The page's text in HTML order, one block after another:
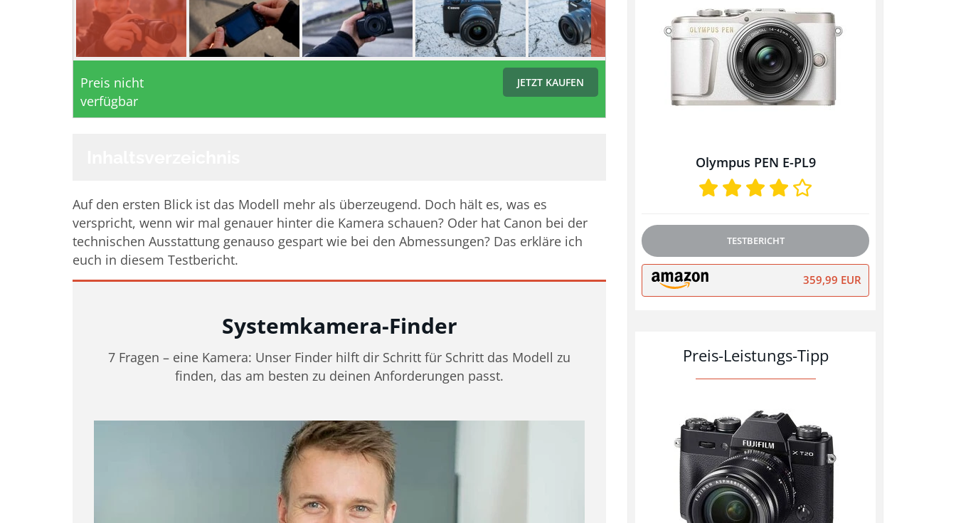
Preis nicht
verfügbar
JETZT KAUFEN
Auf den ersten Blick ist das Modell mehr als überzeugend. Doch hält es, was es
verspricht, wenn wir mal genauer hinter die Kamera schauen? Oder hat Canon bei der
technischen Ausstattung genauso gespart wie bei den Abmessungen? Das erkläre ich
euch in diesem Testbericht.
Systemkamera-Finder
7 Fragen – eine Kamera: Unser Finder hilft dir Schritt für Schritt das Modell zu
finden, das am besten zu deinen Anforderungen passt.
Olympus PEN E-PL9
TESTBERICHT
359,99 EUR
Preis-Leistungs-Tipp